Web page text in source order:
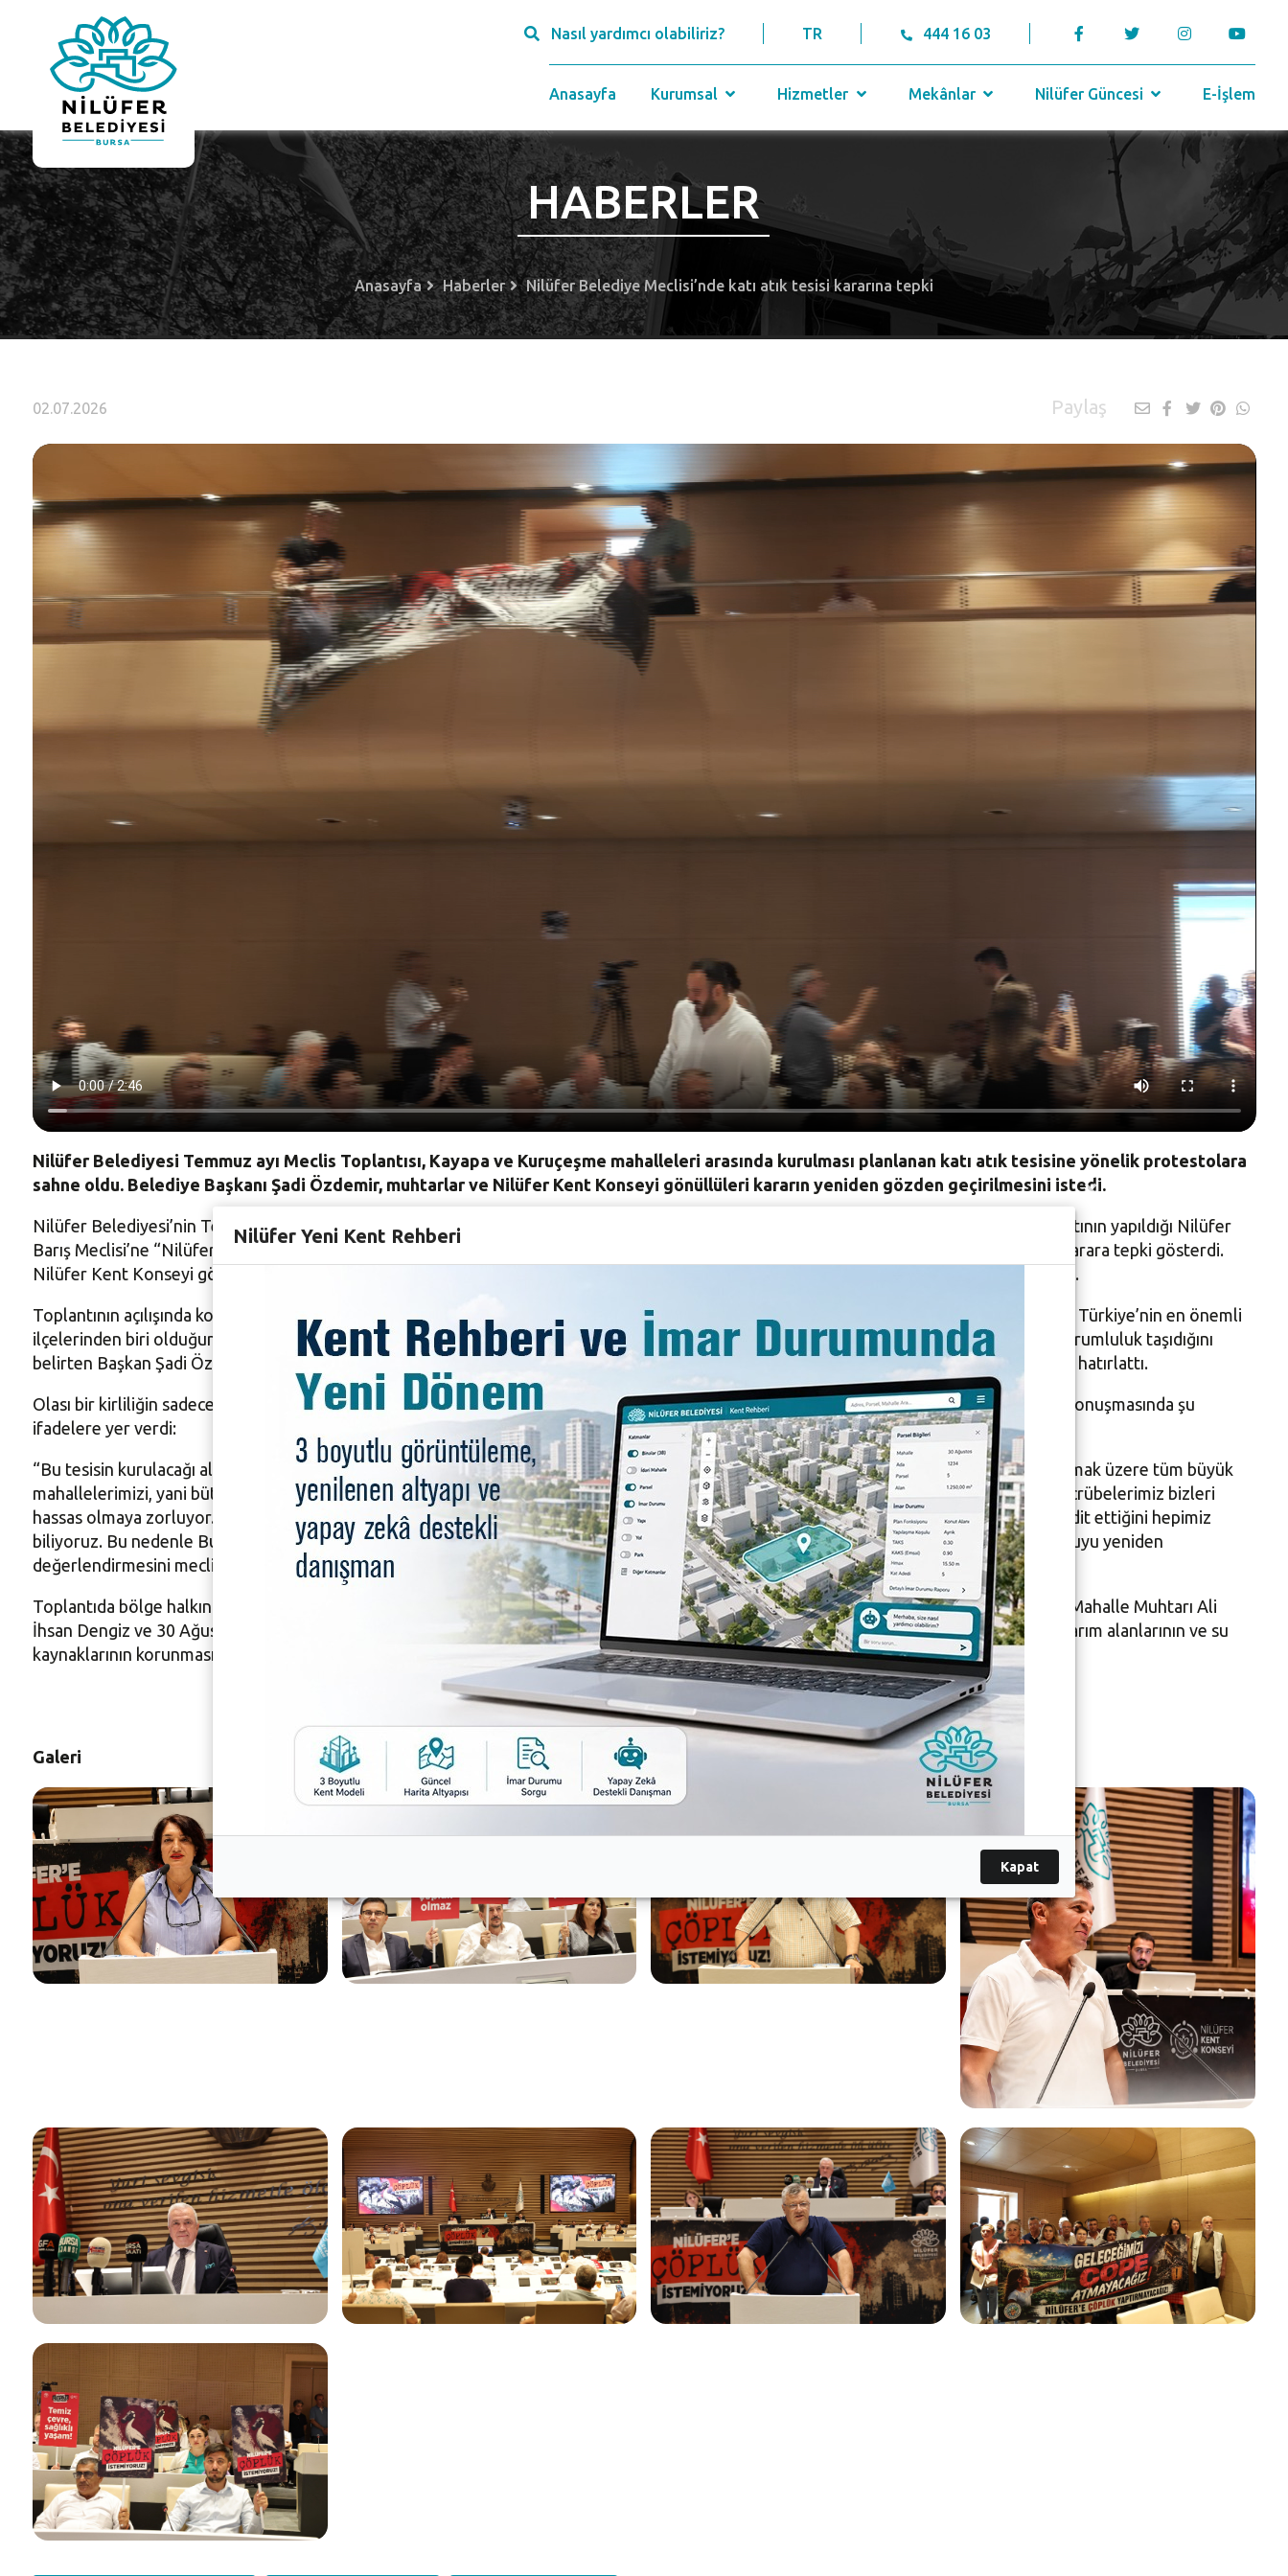
Nasıl yardımcı olabiliriz? TR 444 16 03
Anasayfa Kurumsal Hizmetler Mekânlar Nilüfer Güncesi E-İşlem
HABERLER
Anasayfa Haberler Nilüfer Belediye Meclisi’nde katı atık tesisi kararına tepki
02.07.2026 Paylaş
Nilüfer Belediyesi Temmuz ayı Meclis Toplantısı, Kayapa ve Kuruçeşme mahalleleri arasında kurulması planlanan katı atık tesisine yönelik protestolara
sahne oldu. Belediye Başkanı Şadi Özdemir, muhtarlar ve Nilüfer Kent Konseyi gönüllüleri kararın yeniden gözden geçirilmesini istedi.
Nilüfer Belediyesi’nin Temmuz ayı meclis toplantısında, ilçede yapılması planlanan katı atık tesisi projesine karşı ortak ses yükseldi. Toplantının yapıldığı Nilüfer
Barış Meclisi’ne “Nilüfer’e Çöplük İstemiyoruz!” pankartı asılırken, Nilüfer’in muhtarları da “Geleceğimizi Çöpe Atmayacağız” pankartıyla karara tepki gösterdi.
Nilüfer Kent Konseyi gönüllülerinin de pankartlarla katıldığı eyleme, Nilüfer Belediye Meclis Üyeleri de ellerindeki dövizlerle destek verdi.
Toplantının açılışında konuşan Nilüfer Belediye Başkanı Şadi Özdemir, Nilüfer’in üretimi, kültürü ve sosyal yapısıyla sadece Bursa’nın değil, Türkiye’nin en önemli
ilçelerinden biri olduğunu vurguladı. İlçenin doğasını ve temizliğini koruma konusunda tüm siyasi partilerin ve meclis üyelerinin ortak bir sorumluluk taşıdığını
belirten Başkan Şadi Özdemir, bilim insanlarının da bu bölgede bir katı atık tesisi kurulmasının uygun olmayacağı yönünde görüş bildirdiğini hatırlattı.
Olası bir kirliliğin sadece tesisin kurulacağı yakın çevreyi değil, tüm Nilüfer’i ve Bursa’yı etkileyeceğine dikkat çeken Başkan Şadi Özdemir, konuşmasında şu
ifadelere yer verdi:
“Bu tesisin kurulacağı alana baktığımızda, ortaya çıkacak kirlilik sadece Kayapa ya da Kuruçeşme’nin meselesi değildir; su yatakları başta olmak üzere tüm büyük
mahallelerimizi, yani bütün Nilüfer’i doğrudan ilgilendirmektedir. Teorik olarak tesislerin sorunsuz işleyeceği söylenebilir ancak geçmiş tecrübelerimiz bizleri
hassas olmaya zorluyor. Zamanında benzer vaatlerle kurulan santrallerin bölgemize, doğamıza verdiği zararları ve insan sağlığını nasıl tehdit ettiğini hepimiz
biliyoruz. Bu nedenle Bursa Büyükşehir Belediyemizin ve Büyükşehir Belediye Meclisimizin bu kararı bir kez daha gözden geçirmesini, konuyu yeniden
değerlendirmesini meclisimizin ortak talebi olarak iletiyoruz.”
Toplantıda bölge halkını temsilen söz alan Altınşehir Mahalle Muhtarı Melahat Şanal, Kuruçeşme Mahalle Muhtarı Ergin Özdemir, Kayapa Mahalle Muhtarı Ali
İhsan Dengiz ve 30 Ağustos Zafer Mahalle Muhtarı Halil Özçoban da söz alarak projenin yaratacağı çevre sorunlarına değindi. Muhtarlar, tarım alanlarının ve su
kaynaklarının korunması adına tesisin yapımından vazgeçilmesi yönündeki taleplerini dile getirdi.
Galeri
Nilüfer Yeni Kent Rehberi
Kapat